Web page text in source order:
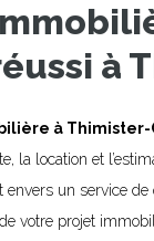
à
à
la location et
un service
votre projet